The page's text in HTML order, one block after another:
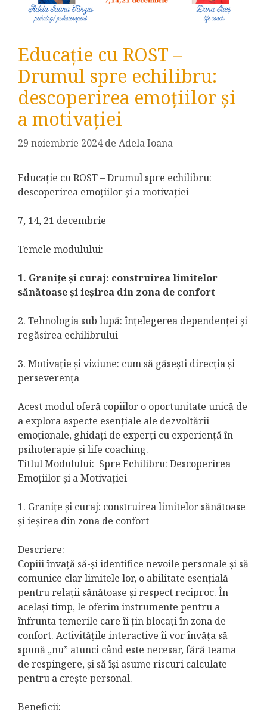
Educaţie cu ROST –
Drumul spre echilibru:
descoperirea emoțiilor și
a motivației
29 noiembrie 2024 de Adela Ioana
Educaţie cu ROST – Drumul spre echilibru:
descoperirea emoțiilor și a motivației
7, 14, 21 decembrie
Temele modulului:
1. Granițe și curaj: construirea limitelor
sănătoase și ieșirea din zona de confort
2. Tehnologia sub lupă: înțelegerea dependenței și
regăsirea echilibrului
3. Motivație și viziune: cum să găsești direcția și
perseverența
Acest modul oferă copiilor o oportunitate unică de
a explora aspecte esențiale ale dezvoltării
emoționale, ghidați de experți cu experiență în
psihoterapie și life coaching.
Titlul Modulului: Spre Echilibru: Descoperirea
Emoțiilor și a Motivației
1. Granițe și curaj: construirea limitelor sănătoase
și ieșirea din zona de confort
Descriere:
Copiii învață să-și identifice nevoile personale și să
comunice clar limitele lor, o abilitate esențială
pentru relații sănătoase și respect reciproc. În
același timp, le oferim instrumente pentru a
înfrunta temerile care îi țin blocați în zona de
confort. Activitățile interactive îi vor învăța să
spună „nu” atunci când este necesar, fără teama
de respingere, și să își asume riscuri calculate
pentru a crește personal.
Beneficii: